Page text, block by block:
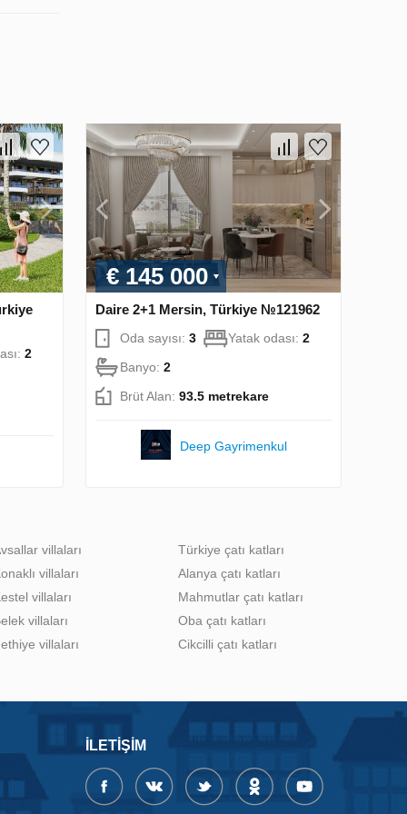
2
€ 145 000
Daire 2+1 Mersin, Türkiye №121962
Oda sayısı: 3 Yatak odası: 2
Banyo: 2
Brüt Alan: 93.5 metrekare
Deep Gayrimenkul
villaları
villaları
villaları
villaları
villaları
Türkiye çatı katları
Alanya çatı katları
Mahmutlar çatı katları
Oba çatı katları
Cikcilli çatı katları
İLETIŞIM